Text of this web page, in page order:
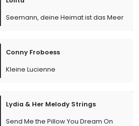
Seemann, deine Heimat ist das Meer
Conny Froboess
Kleine Lucienne
Lydia & Her Melody Strings
Send Me the Pillow You Dream On